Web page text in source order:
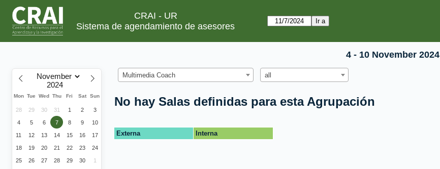
CRAI - UR
Sistema de agendamiento de asesores
Mon Tue Wed Thu Fri Sat Sun
28 29 30 31 1 2 3
4 5 6 7 8 9 10
11 12 13 14 15 16 17
18 19 20 21 22 23 24
25 26 27 28 29 30 1
4 - 10 November 2024
Multimedia Coach all
No hay Salas definidas para esta Agrupación
Externa Interna